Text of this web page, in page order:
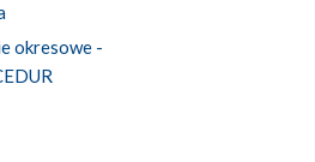
okresowe -